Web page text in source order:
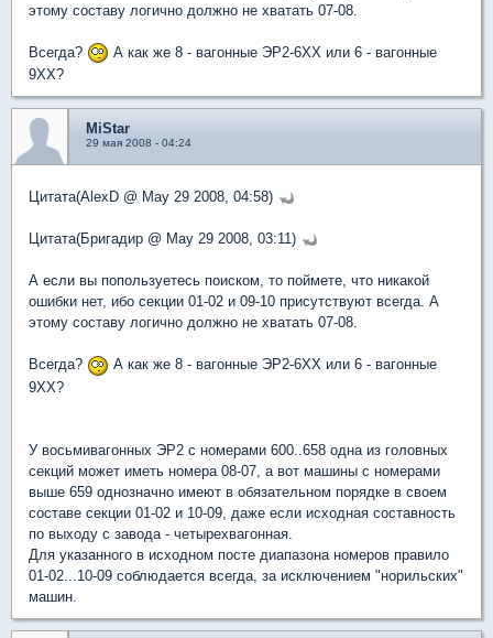
этому составу логично должно не хватать 07-08.
Всегда?
А как же 8 - вагонные ЭР2-6ХХ или 6 - вагонные
9ХХ?
MiStar
29 мая 2008 - 04:24
Цитата(AlexD @ May 29 2008, 04:58)
Цитата(Бригадир @ May 29 2008, 03:11)
А если вы попользуетесь поиском, то поймете, что никакой
ошибки нет, ибо секции 01-02 и 09-10 присутствуют всегда. А
этому составу логично должно не хватать 07-08.
Всегда?
А как же 8 - вагонные ЭР2-6ХХ или 6 - вагонные
9ХХ?
У восьмивагонных ЭР2 с номерами 600..658 одна из головных
секций может иметь номера 08-07, а вот машины с номерами
выше 659 однозначно имеют в обязательном порядке в своем
составе секции 01-02 и 10-09, даже если исходная составность
по выходу с завода - четырехвагонная.
Для указанного в исходном посте диапазона номеров правило
01-02...10-09 соблюдается всегда, за исключением "норильских"
машин.